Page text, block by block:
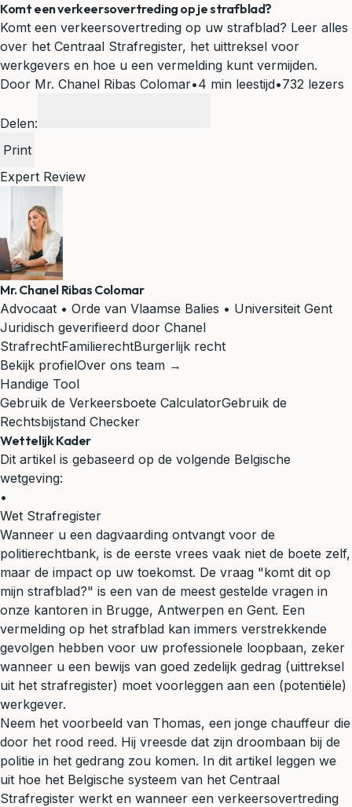
Komt een verkeersovertreding op je strafblad?
Komt een verkeersovertreding op uw strafblad? Leer alles
over het Centraal Strafregister, het uittreksel voor
werkgevers en hoe u een vermelding kunt vermijden.
Door Mr. Chanel Ribas Colomar•4 min leestijd•732 lezers
Delen:
Print
Expert Review
Mr. Chanel Ribas Colomar
Advocaat • Orde van Vlaamse Balies • Universiteit Gent
Juridisch geverifieerd door Chanel
StrafrechtFamilierechtBurgerlijk recht
Bekijk profielOver ons team →
Handige Tool
Gebruik de Verkeersboete CalculatorGebruik de
Rechtsbijstand Checker
Wettelijk Kader
Dit artikel is gebaseerd op de volgende Belgische
wetgeving:
•
Wet Strafregister
Wanneer u een dagvaarding ontvangt voor de
politierechtbank, is de eerste vrees vaak niet de boete zelf,
maar de impact op uw toekomst. De vraag "komt dit op
mijn strafblad?" is een van de meest gestelde vragen in
onze kantoren in Brugge, Antwerpen en Gent. Een
vermelding op het strafblad kan immers verstrekkende
gevolgen hebben voor uw professionele loopbaan, zeker
wanneer u een bewijs van goed zedelijk gedrag (uittreksel
uit het strafregister) moet voorleggen aan een (potentiële)
werkgever.
Neem het voorbeeld van Thomas, een jonge chauffeur die
door het rood reed. Hij vreesde dat zijn droombaan bij de
politie in het gedrang zou komen. In dit artikel leggen we
uit hoe het Belgische systeem van het Centraal
Strafregister werkt en wanneer een verkeersovertreding